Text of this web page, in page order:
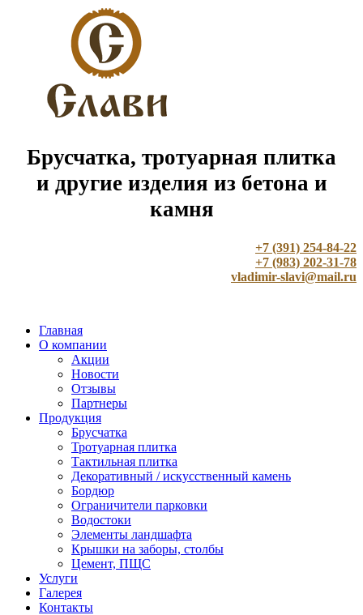
Брусчатка, тротуарная плитка
и другие изделия из бетона и
камня
+7 (391) 254-84-22
+7 (983) 202-31-78
vladimir-slavi@mail.ru
Главная
О компании
Акции
Новости
Отзывы
Партнеры
Продукция
Брусчатка
Тротуарная плитка
Тактильная плитка
Декоративный / искусственный камень
Бордюр
Ограничители парковки
Водостоки
Элементы ландшафта
Крышки на заборы, столбы
Цемент, ПЩС
Услуги
Галерея
Контакты